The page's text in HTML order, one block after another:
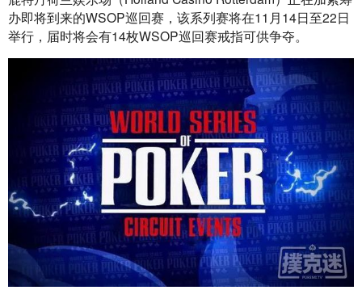
办即将到来的WSOP巡回赛，该系列赛将在11月14日至22日
举行，届时将会有14枚WSOP巡回赛戒指可供争夺。